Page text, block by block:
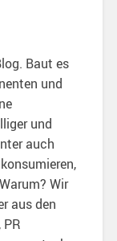
Baut es
und
und
auch
Wir
aus den